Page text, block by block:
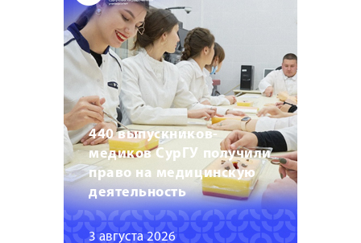
440 выпускников-
медиков СурГУ получили
право на медицинскую
деятельность
3 августа 2026